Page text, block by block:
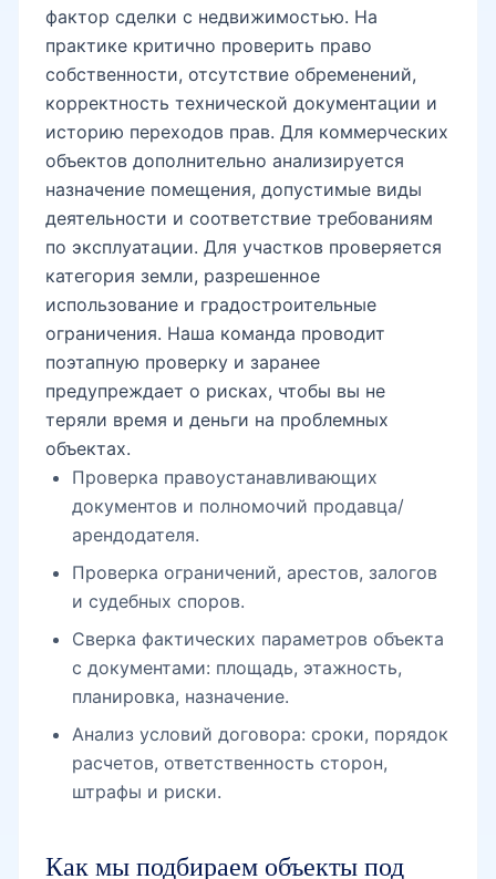
фактор сделки с недвижимостью. На
практике критично проверить право
собственности, отсутствие обременений,
корректность технической документации и
историю переходов прав. Для коммерческих
объектов дополнительно анализируется
назначение помещения, допустимые виды
деятельности и соответствие требованиям
по эксплуатации. Для участков проверяется
категория земли, разрешенное
использование и градостроительные
ограничения. Наша команда проводит
поэтапную проверку и заранее
предупреждает о рисках, чтобы вы не
теряли время и деньги на проблемных
объектах.
Проверка правоустанавливающих
документов и полномочий продавца/
арендодателя.
Проверка ограничений, арестов, залогов
и судебных споров.
Сверка фактических параметров объекта
с документами: площадь, этажность,
планировка, назначение.
Анализ условий договора: сроки, порядок
расчетов, ответственность сторон,
штрафы и риски.
Как мы подбираем объекты под